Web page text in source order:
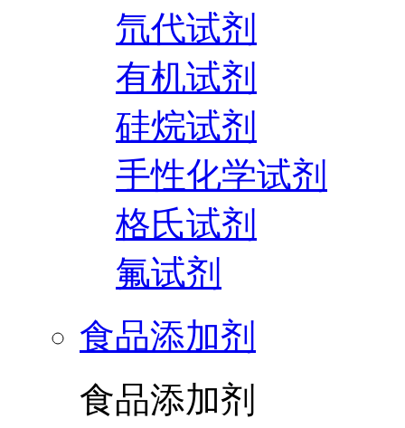
氘代试剂
有机试剂
硅烷试剂
手性化学试剂
格氏试剂
氟试剂
食品添加剂
食品添加剂